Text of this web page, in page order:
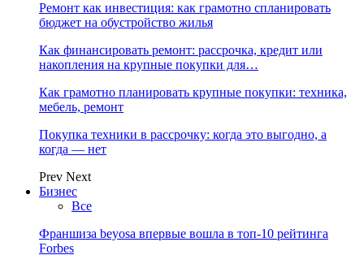
Ремонт как инвестиция: как грамотно спланировать
бюджет на обустройство жилья
Как финансировать ремонт: рассрочка, кредит или
накопления на крупные покупки для…
Как грамотно планировать крупные покупки: техника,
мебель, ремонт
Покупка техники в рассрочку: когда это выгодно, а
когда — нет
Prev Next
Бизнес
Все
Франшиза beyosa впервые вошла в топ-10 рейтинга
Forbes